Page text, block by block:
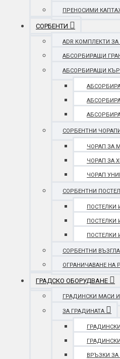
ПРЕНОСИМИ
СОРБЕНТИ
ADR КОМПЛЕКТИ
АБСОРБИРАЩИ
АБСОРБИРАЩИ
СОРБЕНТНИ
ЧОРАП ЗА
ЧОРАП ЗА
ЧОРАП
СОРБЕНТНИ
ПОСТЕЛКИ
ПОСТЕЛКИ
ПОСТЕЛКИ
СОРБЕНТНИ
ОГРАНИЧАВАНЕ НА
ГРАДСКО ОБОРУДВАНЕ
ГРАДИНСКИ МАСИ
ЗА ГРАДИНАТА
ВРЪЗКИ ЗА